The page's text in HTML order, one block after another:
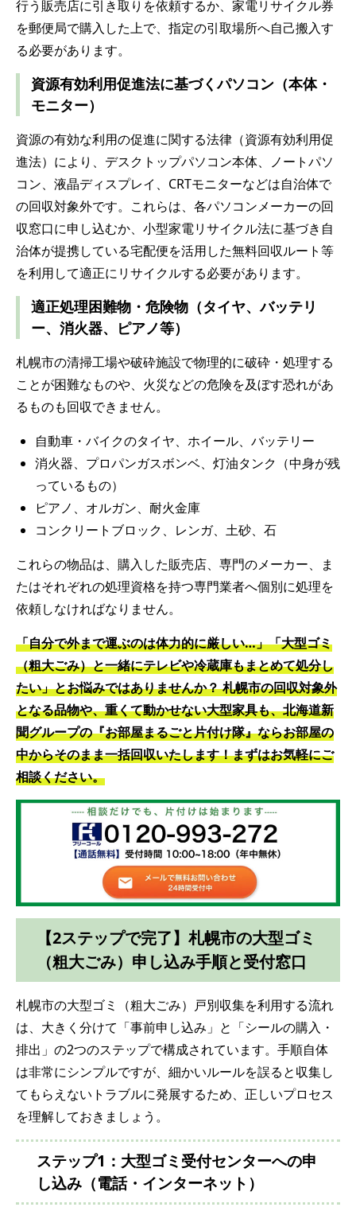
行う販売店に引き取りを依頼するか、家電リサイクル券
を郵便局で購入した上で、指定の引取場所へ自己搬入す
る必要があります。
資源有効利用促進法に基づくパソコン（本体・
モニター）
資源の有効な利用の促進に関する法律（資源有効利用促
進法）により、デスクトップパソコン本体、ノートパソ
コン、液晶ディスプレイ、CRTモニターなどは自治体で
の回収対象外です。これらは、各パソコンメーカーの回
収窓口に申し込むか、小型家電リサイクル法に基づき自
治体が提携している宅配便を活用した無料回収ルート等
を利用して適正にリサイクルする必要があります。
適正処理困難物・危険物（タイヤ、バッテリ
ー、消火器、ピアノ等）
札幌市の清掃工場や破砕施設で物理的に破砕・処理する
ことが困難なものや、火災などの危険を及ぼす恐れがあ
るものも回収できません。
自動車・バイクのタイヤ、ホイール、バッテリー
消火器、プロパンガスボンベ、灯油タンク（中身が残
っているもの）
ピアノ、オルガン、耐火金庫
コンクリートブロック、レンガ、土砂、石
これらの物品は、購入した販売店、専門のメーカー、ま
たはそれぞれの処理資格を持つ専門業者へ個別に処理を
依頼しなければなりません。
「自分で外まで運ぶのは体力的に厳しい…」「大型ゴミ
（粗大ごみ）と一緒にテレビや冷蔵庫もまとめて処分し
たい」とお悩みではありませんか？ 札幌市の回収対象外
となる品物や、重くて動かせない大型家具も、北海道新
聞グループの『お部屋まるごと片付け隊』ならお部屋の
中からそのまま一括回収いたします！まずはお気軽にご
相談ください。
【2ステップで完了】札幌市の大型ゴミ
（粗大ごみ）申し込み手順と受付窓口
札幌市の大型ゴミ（粗大ごみ）戸別収集を利用する流れ
は、大きく分けて「事前申し込み」と「シールの購入・
排出」の2つのステップで構成されています。手順自体
は非常にシンプルですが、細かいルールを誤ると収集し
てもらえないトラブルに発展するため、正しいプロセス
を理解しておきましょう。
ステップ1：大型ゴミ受付センターへの申
し込み（電話・インターネット）